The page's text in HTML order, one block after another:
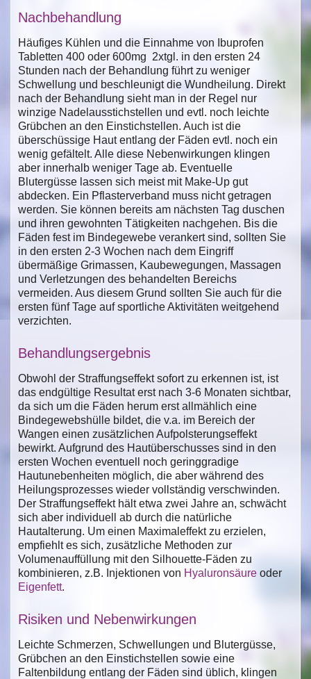
Nachbehandlung
Häufiges Kühlen und die Einnahme von Ibuprofen
Tabletten 400 oder 600mg 2xtgl. in den ersten 24
Stunden nach der Behandlung führt zu weniger
Schwellung und beschleunigt die Wundheilung. Direkt
nach der Behandlung sieht man in der Regel nur
winzige Nadelausstichstellen und evtl. noch leichte
Grübchen an den Einstichstellen. Auch ist die
überschüssige Haut entlang der Fäden evtl. noch ein
wenig gefältelt. Alle diese Nebenwirkungen klingen
aber innerhalb weniger Tage ab. Eventuelle
Blutergüsse lassen sich meist mit Make-Up gut
abdecken. Ein Pflasterverband muss nicht getragen
werden. Sie können bereits am nächsten Tag duschen
und ihren gewohnten Tätigkeiten nachgehen. Bis die
Fäden fest im Bindegewebe verankert sind, sollten Sie
in den ersten 2-3 Wochen nach dem Eingriff
übermäßige Grimassen, Kaubewegungen, Massagen
und Verletzungen des behandelten Bereichs
vermeiden. Aus diesem Grund sollten Sie auch für die
ersten fünf Tage auf sportliche Aktivitäten weitgehend
verzichten.
Behandlungsergebnis
Obwohl der Straffungseffekt sofort zu erkennen ist, ist
das endgültige Resultat erst nach 3-6 Monaten sichtbar,
da sich um die Fäden herum erst allmählich eine
Bindegewebshülle bildet, die v.a. im Bereich der
Wangen einen zusätzlichen Aufpolsterungseffekt
bewirkt. Aufgrund des Hautüberschusses sind in den
ersten Wochen eventuell noch geringgradige
Hautunebenheiten möglich, die aber während des
Heilungsprozesses wieder vollständig verschwinden.
Der Straffungseffekt hält etwa zwei Jahre an, schwächt
sich aber individuell ab durch die natürliche
Hautalterung. Um einen Maximaleffekt zu erzielen,
empfiehlt es sich, zusätzliche Methoden zur
Volumenauffüllung mit den Silhouette-Fäden zu
kombinieren, z.B. Injektionen von Hyaluronsäure oder
Eigenfett.
Risiken und Nebenwirkungen
Leichte Schmerzen, Schwellungen und Blutergüsse,
Grübchen an den Einstichstellen sowie eine
Faltenbildung entlang der Fäden sind üblich, klingen